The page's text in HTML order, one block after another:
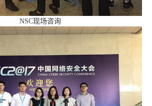
NSC现场咨询